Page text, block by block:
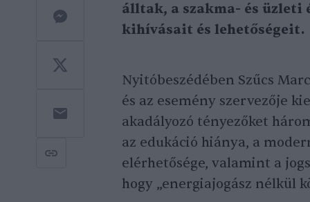
álltak, a szakma- és
kihívásait és lehetőségeit.
Nyitóbeszédében Szűcs
és az esemény szervezője
akadályozó tényezőket
az edukáció hiánya, a
elérhetősége, valamint a
hogy „energiajogász nélkül